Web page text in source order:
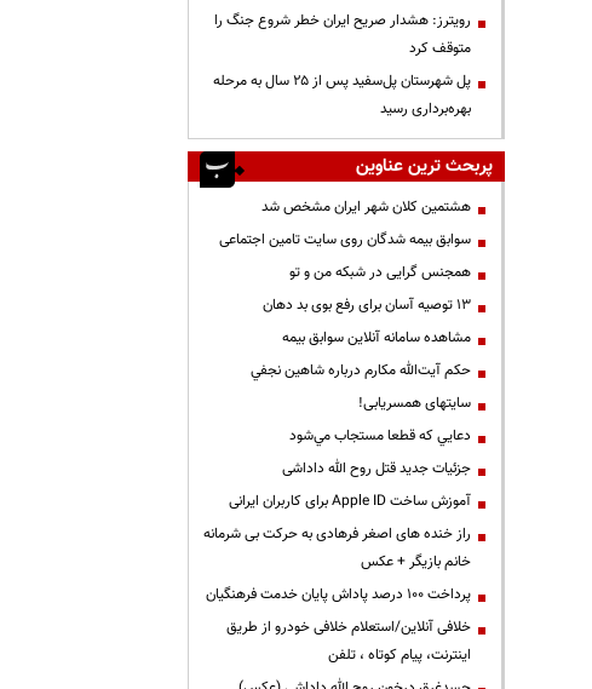
رویترز: هشدار صریح ایران خطر شروع جنگ را
متوقف کرد
پل شهرستان پل‌سفید پس از ۲۵ سال به مرحله
بهره‌برداری رسید
پربحث ترین عناوین
هشتمین کلان شهر ایران مشخص شد
سوابق بیمه شدگان روی سایت تامین اجتماعی
همجنس گرایی در شبکه من و تو
13 توصیه آسان برای رفع بوی بد دهان
مشاهده سامانه آنلاين سوابق بیمه
حكم آيت‌الله مكارم درباره شاهين نجفي
سایتهای همسریابی!
دعايي كه قطعا مستجاب مي‌شود
جزئیات جدید قتل روح الله داداشی
آموزش ساخت Apple ID برای کاربران ایرانی
راز خنده های اصغر فرهادی به حرکت بی شرمانه
خانم بازیگر + عکس
پرداخت ۱۰۰ درصد پاداش پایان خدمت فرهنگیان
خلافی آنلاین/استعلام خلافی خودرو از طریق
اینترنت، پیام کوتاه ، تلفن